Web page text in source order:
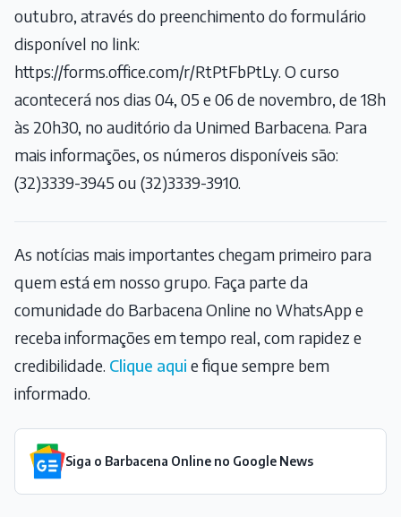
outubro, através do preenchimento do formulário
disponível no link:
https://forms.office.com/r/RtPtFbPtLy. O curso
acontecerá nos dias 04, 05 e 06 de novembro, de 18h
às 20h30, no auditório da Unimed Barbacena. Para
mais informações, os números disponíveis são:
(32)3339-3945 ou (32)3339-3910.
As notícias mais importantes chegam primeiro para
quem está em nosso grupo. Faça parte da
comunidade do Barbacena Online no WhatsApp e
receba informações em tempo real, com rapidez e
credibilidade. Clique aqui e fique sempre bem
informado.
Siga o Barbacena Online no Google News